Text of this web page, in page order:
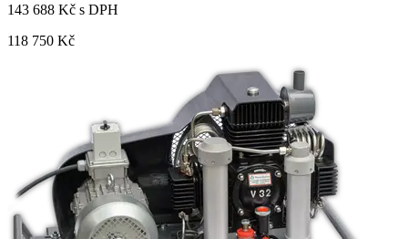
143 688 Kč s DPH
118 750 Kč